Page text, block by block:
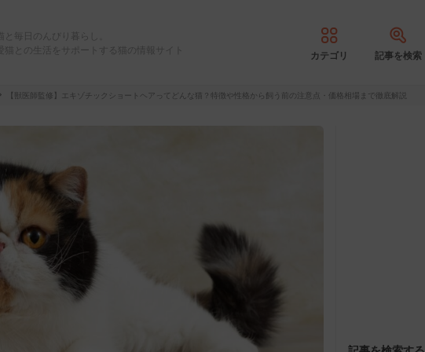
猫と毎日のんびり暮らし。
愛猫との生活をサポートする猫の情報サイト
カテゴリ 記事を検索
【獣医師監修】エキゾチックショートヘアってどんな猫？特徴や性格から飼う前の注意点・価格相場まで徹底解説